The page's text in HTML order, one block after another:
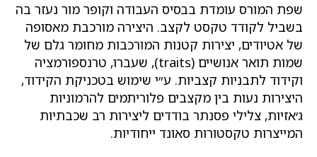
שפת המורס עומדת בבסיס העבודה וקופר מור נעזר בה
בשביל לקודד טקסט לקצב. היצירה מורכבת מאסופה
של אטיודים, יצירות קטנות המורכבות מחומר גלם של
שמות תואר אנושיים (traits), שעברו, טרנספורמציה
וקידוד לתבניות קצביות. ע״י שימוש בטכניקת הקידוד,
היצירות נעות בין מקצבים פלוריתמים להרמוניות
ג׳אזיות, צלילי פסנתר בודדים ליצירות רב שכבתיות
המייצרות טקסטורות סאונד ייחודיות.